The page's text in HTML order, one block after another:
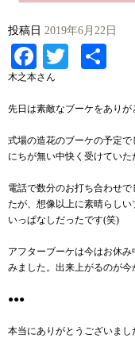
投稿日 2019年6月22日
Facebook
Twitter
木之本さん
先日は素敵なブーケをありが
式場の造花のブーケの予定
にちが無い中快く受けていた
電話で数分のお打ち合わせ
たが、想像以上に素晴らし
いっぱなしだったです(笑)
アフターブーケは今はお休
みました。出来上がるのが今
●●●
本当にありがとうございまし